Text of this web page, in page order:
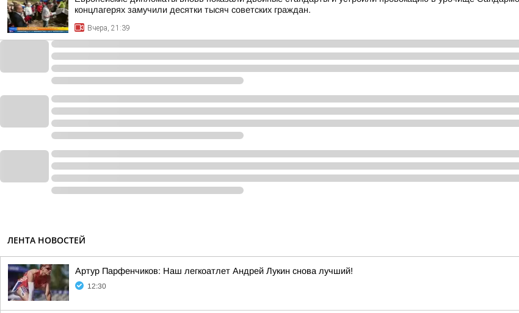
концлагерях замучили десятки тысяч советских граждан.
Вчера, 21:39
ЛЕНТА НОВОСТЕЙ
Артур Парфенчиков: Наш легкоатлет Андрей Лукин снова лучший!
12:30